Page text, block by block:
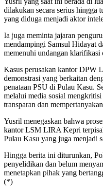
dilakukan secara serius hingga
yang diduga menjadi aktor
Ia juga meminta jajaran
mendampingi Samsul Hidayat
memenuhi undangan klarifikasi
Kasus perusakan kantor DPW
demonstrasi yang berkaitan
penataan PSU di Pulau Kasu.
melalui media sosial
transparan dan
Yusril menegaskan bahwa
kantor LSM LIRA Kepri
Pulau Kasu yang juga menjadi
Hingga berita ini diturunkan,
penyelidikan dan belum
menetapkan pihak yang
(*)